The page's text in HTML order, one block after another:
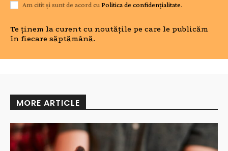
Am citit și sunt de acord cuPolitica de confidențialitate.
Te ținem la curent cu noutățile pe care le publicăm
în fiecare săptămână.
MORE ARTICLE